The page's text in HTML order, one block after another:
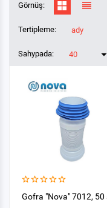
Görnüş:
Tertipleme: ady
Sahypada: 40
Gofra "Nova" 7012, 50